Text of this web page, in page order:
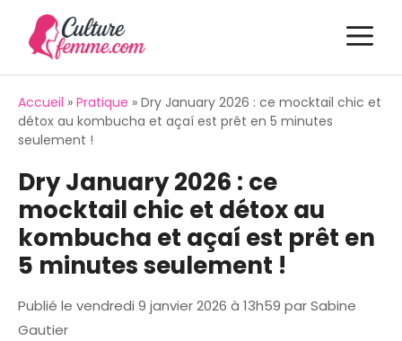
contenu
Accueil » Pratique » Dry January 2026 : ce mocktail chic et
détox au kombucha et açaí est prêt en 5 minutes
seulement !
Dry January 2026 : ce
mocktail chic et détox au
kombucha et açaí est prêt en
5 minutes seulement !
Publié le vendredi 9 janvier 2026 à 13h59 parSabine
Gautier